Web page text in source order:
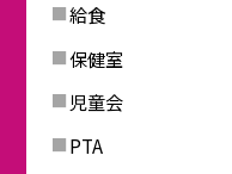
給食
保健室
児童会
PTA